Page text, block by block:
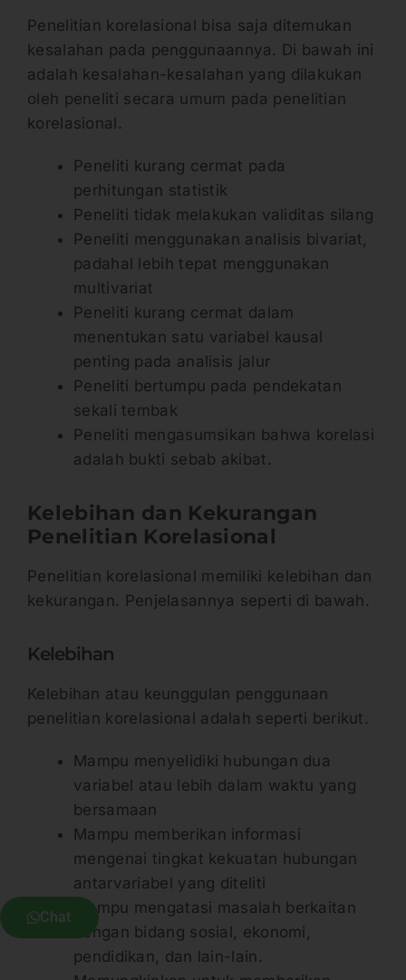
Penelitian korelasional bisa saja ditemukan
kesalahan pada penggunaannya. Di bawah ini
adalah kesalahan-kesalahan yang dilakukan
oleh peneliti secara umum pada penelitian
korelasional.
Peneliti kurang cermat pada
perhitungan statistik
Peneliti tidak melakukan validitas silang
Peneliti menggunakan analisis bivariat,
padahal lebih tepat menggunakan
multivariat
Peneliti kurang cermat dalam
menentukan satu variabel kausal
penting pada analisis jalur
Peneliti bertumpu pada pendekatan
sekali tembak
Peneliti mengasumsikan bahwa korelasi
adalah bukti sebab akibat.
Kelebihan dan Kekurangan
Penelitian Korelasional
Penelitian korelasional memiliki kelebihan dan
kekurangan. Penjelasannya seperti di bawah.
Kelebihan
Kelebihan atau keunggulan penggunaan
penelitian korelasional adalah seperti berikut.
Mampu menyelidiki hubungan dua
variabel atau lebih dalam waktu yang
bersamaan
Mampu memberikan informasi
mengenai tingkat kekuatan hubungan
antarvariabel yang diteliti
Mampu mengatasi masalah berkaitan
dengan bidang sosial, ekonomi,
pendidikan, dan lain-lain.
Chat